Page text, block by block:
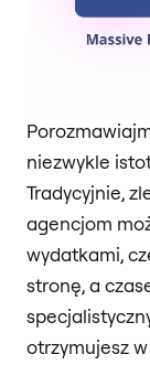
niezwykle
Tradycyjnie,
agencjom
wydatkami,
stronę, a
otrzymujesz